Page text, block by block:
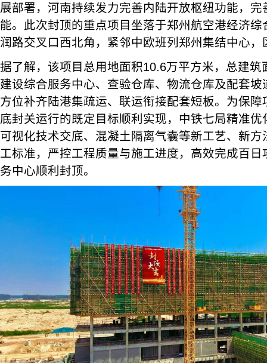
展部署，河南持续发力完善内陆开放枢纽功能，
能。此次封顶的重点项目坐落于郑州航空港经济
润路交叉口西北角，紧邻中欧班列郑州集结中心
据了解，该项目总用地面积10.6万平方米，总建筑
建设综合服务中心、查验仓库、物流仓库及配套
方位补齐陆港集疏运、联运衔接配套短板。为保
底封关运行的既定目标顺利实现，中铁七局精准
可视化技术交底、混凝土隔离气囊等新工艺、新
工标准，严控工程质量与施工进度，高效完成百
务中心顺利封顶。